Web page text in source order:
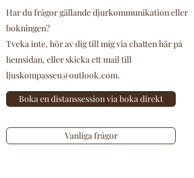
Har du frågor gällande djurkommunikation eller
bokningen?
Tveka inte, hör av dig till mig via chatten här på
hemsidan, eller skicka ett mail till
ljuskompassen@outlook.com.
Boka en distanssession via boka direkt
Vanliga frågor